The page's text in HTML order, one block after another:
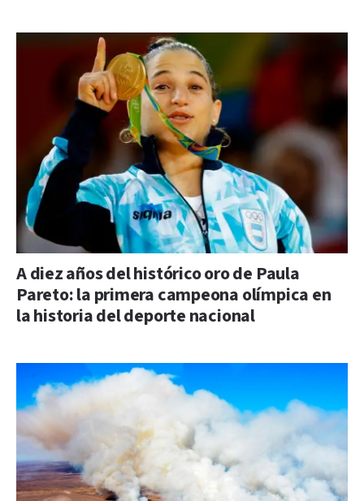
A diez años del histórico oro de Paula
Pareto: la primera campeona olímpica en
la historia del deporte nacional